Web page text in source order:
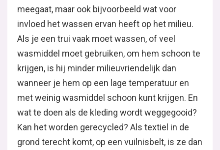
meegaat, maar ook bijvoorbeeld wat voor
invloed het wassen ervan heeft op het milieu.
Als je een trui vaak moet wassen, of veel
wasmiddel moet gebruiken, om hem schoon te
krijgen, is hij minder milieuvriendelijk dan
wanneer je hem op een lage temperatuur en
met weinig wasmiddel schoon kunt krijgen. En
wat te doen als de kleding wordt weggegooid?
Kan het worden gerecycled? Als textiel in de
grond terecht komt, op een vuilnisbelt, is ze dan